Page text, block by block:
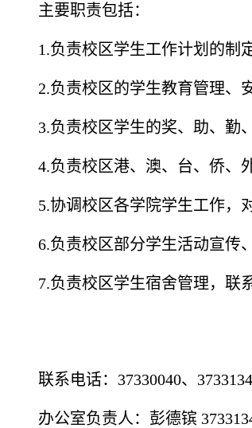
主要职责包括：
1.负责校区学生工作计划的制定
2.负责校区的学生教育管理、安
3.负责校区学生的奖、助、勤、
4.负责校区港、澳、台、侨、外
5.协调校区各学院学生工作，对
6.负责校区部分学生活动宣传、
7.负责校区学生宿舍管理，联系
联系电话：37330040、
办公室负责人：彭德镔